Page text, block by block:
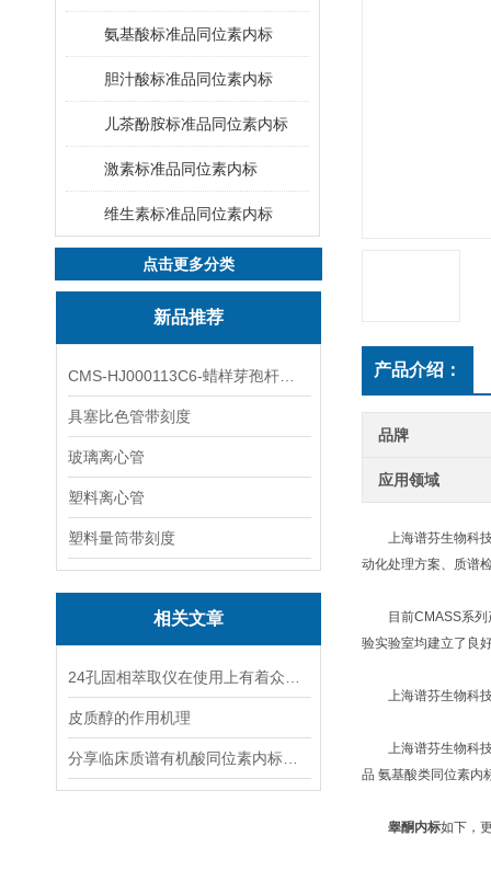
氨基酸标准品同位素内标
胆汁酸标准品同位素内标
儿茶酚胺标准品同位素内标
激素标准品同位素内标
维生素标准品同位素内标
点击更多分类
新品推荐
具塞比色管带刻度
玻璃离心管
塑料离心管
塑料量筒带刻度
相关文章
皮质醇的作用机理
产品介绍：
品牌
应用领域
上海谱芬生物科技
动化处理方案、质谱
目前CMASS系列产
验实验室均建立了良
上海谱芬生物科技
上海谱芬生物科技
品 氨基酸类同位素内
睾酮内标如下，